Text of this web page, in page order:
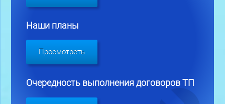
Наши планы
Просмотреть
Очередность выполнения договоров ТП